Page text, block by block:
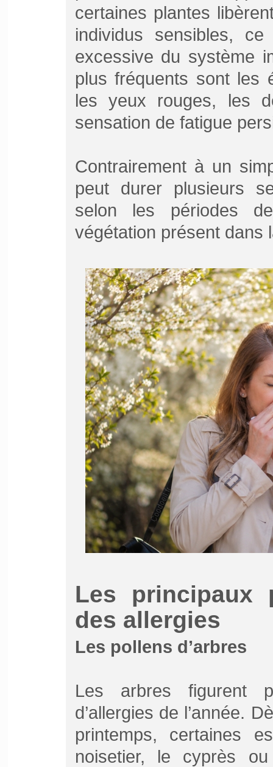
certaines plantes
individus sensibles,
excessive du système
plus fréquents sont les
les yeux rouges, les
sensation de fatigue
Contrairement à un
peut durer plusieurs
selon les périodes
végétation présent dans
Les principaux
des allergies
Les pollens d’arbres
Les arbres figurent
d’allergies de l’année.
printemps, certaines
noisetier, le cyprès